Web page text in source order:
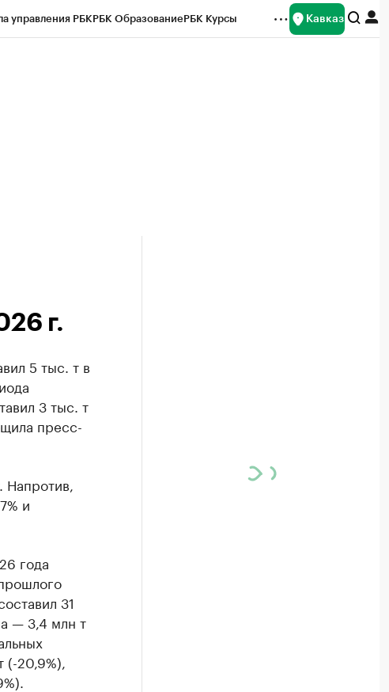
управления РБКРБК ОбразованиеРБК Курсы Кавказ
г.
5 тыс. т в
3 тыс. т
пресс-
и
года
31
— 3,4 млн т
20,9%),